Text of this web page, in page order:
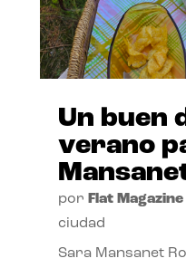
Un buen
verano
por Flat Magazine|
ciudad
Sara Mansanet